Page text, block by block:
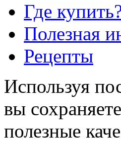
Где
Полезная
Рецепты
Используя
вы
полезные